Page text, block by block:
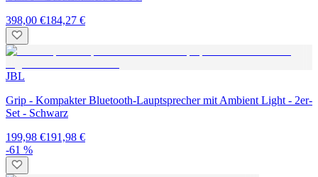
398,00 €184,27 €
JBL
Grip - Kompakter Bluetooth-Lauptsprecher mit Ambient Light - 2er-
Set - Schwarz
199,98 €191,98 €
-61 %